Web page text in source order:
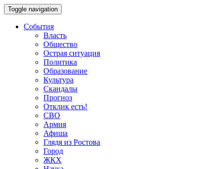
Toggle navigation
События
Власть
Общество
Острая ситуация
Политика
Образование
Культура
Скандалы
Прогноз
Отклик есть!
СВО
Армия
Афиша
Глядя из Ростова
Город
ЖКХ